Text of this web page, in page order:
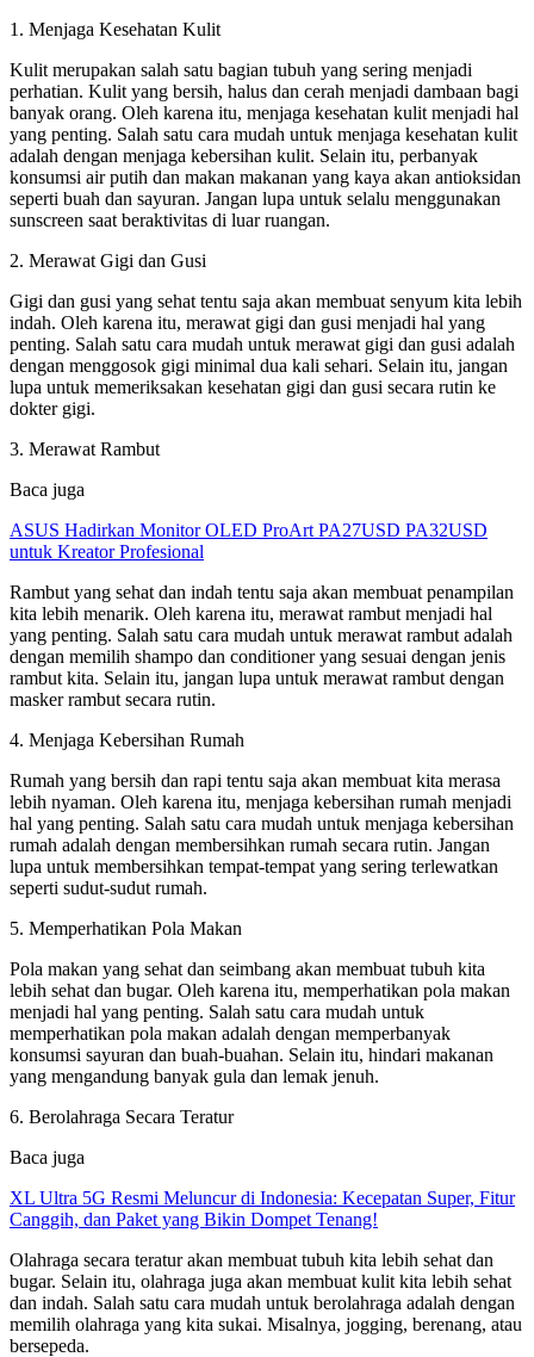
1. Menjaga Kesehatan Kulit
Kulit merupakan salah satu bagian tubuh yang sering menjadi
perhatian. Kulit yang bersih, halus dan cerah menjadi dambaan bagi
banyak orang. Oleh karena itu, menjaga kesehatan kulit menjadi hal
yang penting. Salah satu cara mudah untuk menjaga kesehatan kulit
adalah dengan menjaga kebersihan kulit. Selain itu, perbanyak
konsumsi air putih dan makan makanan yang kaya akan antioksidan
seperti buah dan sayuran. Jangan lupa untuk selalu menggunakan
sunscreen saat beraktivitas di luar ruangan.
2. Merawat Gigi dan Gusi
Gigi dan gusi yang sehat tentu saja akan membuat senyum kita lebih
indah. Oleh karena itu, merawat gigi dan gusi menjadi hal yang
penting. Salah satu cara mudah untuk merawat gigi dan gusi adalah
dengan menggosok gigi minimal dua kali sehari. Selain itu, jangan
lupa untuk memeriksakan kesehatan gigi dan gusi secara rutin ke
dokter gigi.
3. Merawat Rambut
Baca juga
ASUS Hadirkan Monitor OLED ProArt PA27USD PA32USD
untuk Kreator Profesional
Rambut yang sehat dan indah tentu saja akan membuat penampilan
kita lebih menarik. Oleh karena itu, merawat rambut menjadi hal
yang penting. Salah satu cara mudah untuk merawat rambut adalah
dengan memilih shampo dan conditioner yang sesuai dengan jenis
rambut kita. Selain itu, jangan lupa untuk merawat rambut dengan
masker rambut secara rutin.
4. Menjaga Kebersihan Rumah
Rumah yang bersih dan rapi tentu saja akan membuat kita merasa
lebih nyaman. Oleh karena itu, menjaga kebersihan rumah menjadi
hal yang penting. Salah satu cara mudah untuk menjaga kebersihan
rumah adalah dengan membersihkan rumah secara rutin. Jangan
lupa untuk membersihkan tempat-tempat yang sering terlewatkan
seperti sudut-sudut rumah.
5. Memperhatikan Pola Makan
Pola makan yang sehat dan seimbang akan membuat tubuh kita
lebih sehat dan bugar. Oleh karena itu, memperhatikan pola makan
menjadi hal yang penting. Salah satu cara mudah untuk
memperhatikan pola makan adalah dengan memperbanyak
konsumsi sayuran dan buah-buahan. Selain itu, hindari makanan
yang mengandung banyak gula dan lemak jenuh.
6. Berolahraga Secara Teratur
Baca juga
XL Ultra 5G Resmi Meluncur di Indonesia: Kecepatan Super, Fitur
Canggih, dan Paket yang Bikin Dompet Tenang!
Olahraga secara teratur akan membuat tubuh kita lebih sehat dan
bugar. Selain itu, olahraga juga akan membuat kulit kita lebih sehat
dan indah. Salah satu cara mudah untuk berolahraga adalah dengan
memilih olahraga yang kita sukai. Misalnya, jogging, berenang, atau
bersepeda.